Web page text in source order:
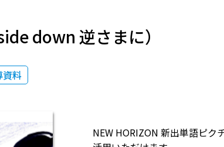
down 逆さまに）
資料
NEW HORIZON 新出単語ピ